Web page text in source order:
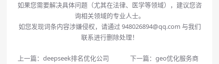
如果您需要解决具体问题（尤其在法律、医学等领域），建议您咨
询相关领域的专业人士。
如您发现词条内容涉嫌侵权，请通过 948026894@qq.com 与我们
联系进行删除处理！
上一篇：deepseek排名优化公司
下一篇：geo优化服务商